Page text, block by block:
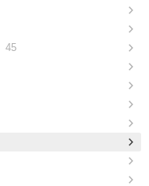
45